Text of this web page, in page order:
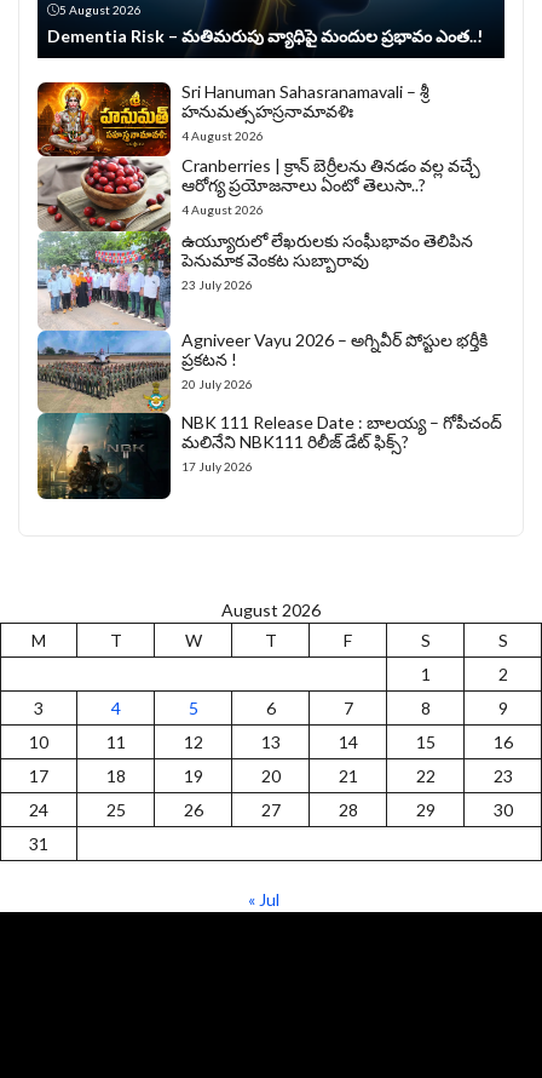
5 August 2026
Dementia Risk – మతిమరుపు వ్యాధిపై మందుల ప్రభావం ఎంత..!
Sri Hanuman Sahasranamavali – శ్రీ
హనుమత్సహస్రనామావళిః
4 August 2026
Cranberries | క్రాన్ బెర్రీల‌ను తిన‌డం వ‌ల్ల వచ్చే
ఆరోగ్య ప్రయోజనాలు ఏంటో తెలుసా..?
4 August 2026
ఉయ్యూరులో లేఖరులకు సంఘీభావం తెలిపిన
పెనుమాక వెంకట సుబ్బారావు
23 July 2026
Agniveer Vayu 2026 – అగ్నివీర్‌ పోస్టుల భర్తీకి
ప్రకటన !
20 July 2026
NBK 111 Release Date : బాలయ్య – గోపీచంద్
మలినేని NBK111 రిలీజ్ డేట్ ఫిక్స్?
17 July 2026
August 2026
M
T W T F S
S
1
2
3
4 5 6 7 8
9
10
11 12 13 14 15
16
17
18 19 20 21 22
23
24
25 26 27 28 29
30
31
« Jul